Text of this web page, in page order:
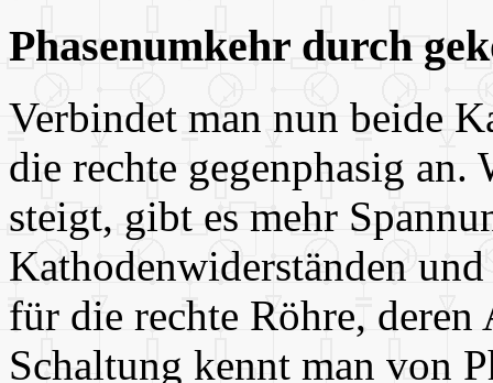
Phasenumkehr durch
Verbindet man nun beide
die rechte gegenphasig
steigt, gibt es mehr
Kathodenwiderständen
für die rechte Röhre,
Schaltung kennt man von